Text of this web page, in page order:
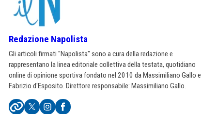
Redazione Napolista
Gli articoli firmati "Napolista" sono a cura della redazione e
rappresentano la linea editoriale collettiva della testata, quotidiano
online di opinione sportiva fondato nel 2010 da Massimiliano Gallo e
Fabrizio d'Esposito. Direttore responsabile: Massimiliano Gallo.